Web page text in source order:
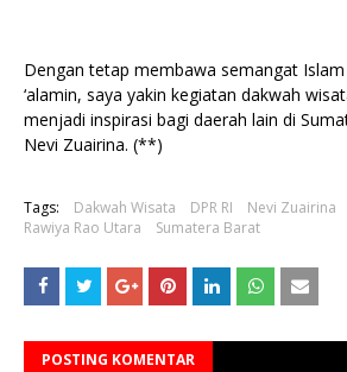
Dengan tetap membawa semangat
‘alamin, saya yakin kegiatan dakwah
menjadi inspirasi bagi daerah lain di
Nevi Zuairina. (**)
Tags: Dakwah Wisata DPR RI Nevi Zuairina
Rawiya Rao Utara
Sumatera Barat
POSTING KOMENTAR